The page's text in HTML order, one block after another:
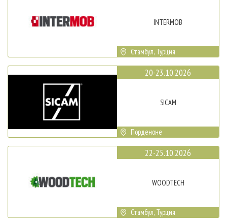
INTERMOB
Стамбул, Турция
20-23.10.2026
SICAM
Порденоне
22-25.10.2026
WOODTECH
Стамбул, Турция